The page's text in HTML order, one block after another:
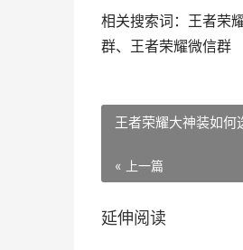
相关搜索词：王者荣
群、王者荣耀微信群
王者荣耀大神装如何
« 上一篇
延伸阅读